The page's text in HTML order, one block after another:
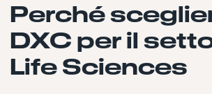
Perché
DXC per il
Life Sciences